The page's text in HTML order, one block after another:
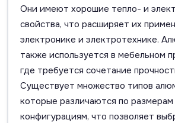
Они имеют хорошие тепло- и
свойства, что расширяет их
электронике и электротехнике.
также используется в мебельном
где требуется сочетание
Существует множество типов
которые различаются по размерам
конфигурациям, что позволяет